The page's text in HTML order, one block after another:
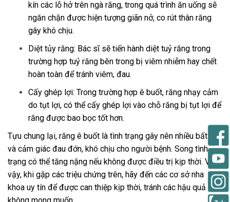
kín các lỗ hở trên ngà răng, trong quá trình ăn uống sẽ
ngăn chặn được hiện tượng giãn nở, co rút thân răng
gây khó chịu.
Diệt tủy răng: Bác sĩ sẽ tiến hành diệt tuỷ răng trong
trường hợp tuỷ răng bên trong bị viêm nhiễm hay chết
hoàn toàn để tránh viêm, đau.
Cấy ghép lợi: Trong trường hợp ê buốt, răng nhạy cảm
do tụt lợi, có thể cấy ghép lợi vào chỗ răng bị tụt lợi để
răng được bao bọc tốt hơn.
Tựu chung lại, răng ê buốt là tình trạng gây nên nhiều bất tiện
và cảm giác đau đớn, khó chịu cho người bệnh. Song tình
trạng có thể tăng nặng nếu không được điều trị kịp thời. Vì
vậy, khi gặp các triệu chứng trên, hãy đến các cơ sở nha
khoa uy tín để được can thiệp kịp thời, tránh các hậu quả